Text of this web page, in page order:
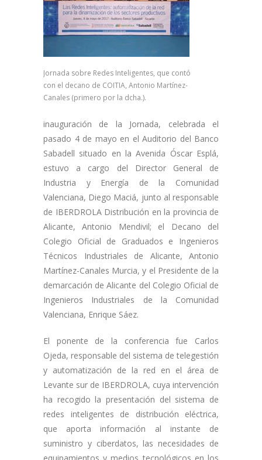
Jornada sobre Redes Inteligentes, que contó
con el decano de COITIA, Antonio Martínez-
Canales (primero por la dcha.).
inauguración de la Jornada, celebrada el
pasado 4 de mayo en el Auditorio del Banco
Sabadell situado en la Avenida Óscar Esplá,
estuvo a cargo del Director General de
Industria y Energía de la Comunidad
Valenciana, Diego Maciá, junto al responsable
de IBERDROLA Distribución en la provincia de
Alicante, Antonio Mendivil; el Decano del
Colegio Oficial de Graduados e Ingenieros
Técnicos Industriales de Alicante, Antonio
Martínez-Canales Murcia, y el Presidente de la
demarcación de Alicante del Colegio Oficial de
Ingenieros Industriales de la Comunidad
Valenciana, Enrique Sáez.
El ponente de la conferencia fue Carlos
Ojeda, responsable del sistema de telegestión
y automatización de la red en el área de
Levante sur de IBERDROLA, cuya intervención
ha recogido la presentación del sistema de
redes inteligentes de distribución eléctrica,
que aporta información al instante de
suministro y ciberdatos, las necesidades de